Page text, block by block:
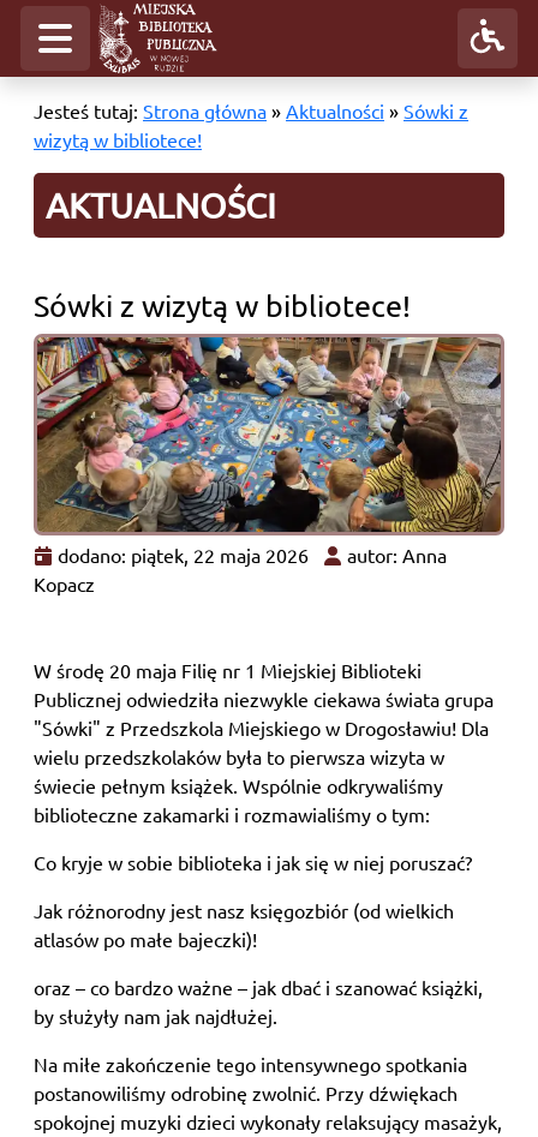
Jesteś tutaj: Strona główna » Aktualności » Sówki z
wizytą w bibliotece!
AKTUALNOŚCI
Sówki z wizytą w bibliotece!
dodano: piątek, 22 maja 2026
autor: Anna
Kopacz
W środę 20 maja Filię nr 1 Miejskiej Biblioteki
Publicznej odwiedziła niezwykle ciekawa świata grupa
"Sówki" z Przedszkola Miejskiego w Drogosławiu! ​Dla
wielu przedszkolaków była to pierwsza wizyta w
świecie pełnym książek. Wspólnie odkrywaliśmy
biblioteczne zakamarki i rozmawialiśmy o tym: ​
Co kryje w sobie biblioteka i jak się w niej poruszać?
​Jak różnorodny jest nasz księgozbiór (od wielkich
atlasów po małe bajeczki)!
oraz – co bardzo ważne – jak dbać i szanować książki,
by służyły nam jak najdłużej. ​
Na miłe zakończenie tego intensywnego spotkania
postanowiliśmy odrobinę zwolnić. Przy dźwiękach
spokojnej muzyki dzieci wykonały relaksujący masażyk,